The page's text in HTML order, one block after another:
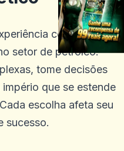
completa de
setor de petróleo.
tome decisões
que se estende
escolha afeta seu
sucesso.